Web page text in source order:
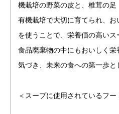
機栽培の野菜の皮と、椎茸の足
有機栽培で大切に育てられ、
を使うことで、栄養価の高いス
食品廃棄物の中にもおいしく
気づき、未来の食への第一歩と
＜スープに使用されているフー